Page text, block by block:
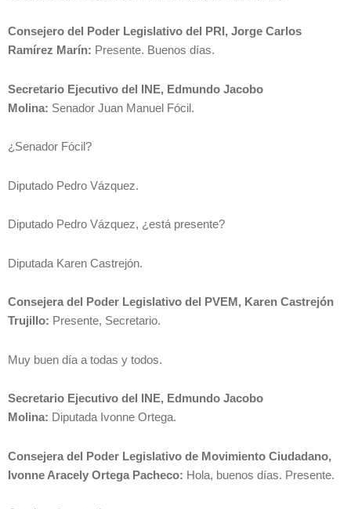
Consejero del Poder Legislativo del PRI, Jorge Carlos
Ramírez Marín: Presente. Buenos días.
Secretario Ejecutivo del INE, Edmundo Jacobo
Molina: Senador Juan Manuel Fócil.
¿Senador Fócil?
Diputado Pedro Vázquez.
Diputado Pedro Vázquez, ¿está presente?
Diputada Karen Castrejón.
Consejera del Poder Legislativo del PVEM, Karen Castrejón
Trujillo: Presente, Secretario.
Muy buen día a todas y todos.
Secretario Ejecutivo del INE, Edmundo Jacobo
Molina: Diputada Ivonne Ortega.
Consejera del Poder Legislativo de Movimiento Ciudadano,
Ivonne Aracely Ortega Pacheco: Hola, buenos días. Presente.